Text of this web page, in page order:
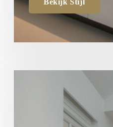
Bekijk Stijl